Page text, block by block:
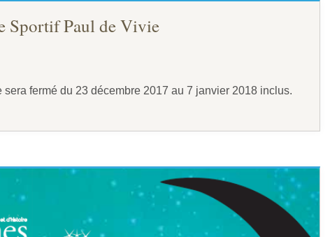
Sportif Paul de Vivie
fermé du 23 décembre 2017 au 7 janvier 2018 inclus.